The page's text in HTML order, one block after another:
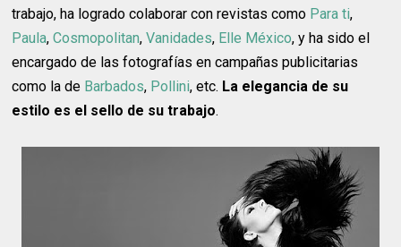
trabajo, ha logrado colaborar con revistas como Para ti,
Paula,Cosmopolitan,Vanidades, Elle México, y ha sido el
encargado de las fotografías en campañas publicitarias
como la de Barbados, Pollini, etc. La elegancia de su
estilo es el sello de su trabajo.